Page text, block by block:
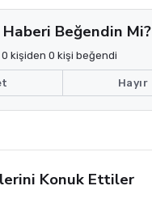
Haberi Beğendin Mi?
0 kişiden 0 kişi beğendi
Hayır
Konuk Ettiler